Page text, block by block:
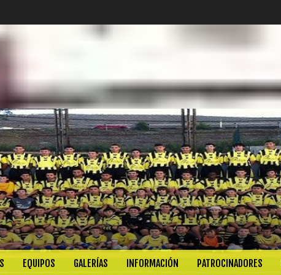
EQUIPOS GALERÍAS INFORMACIÓN PATROCINADORES